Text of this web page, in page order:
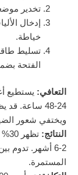
تخدير
خياطة.
تسليط
الفتحة
التعافي: يستطيع
ويختفي شعور
النتائج:
المستمرة.